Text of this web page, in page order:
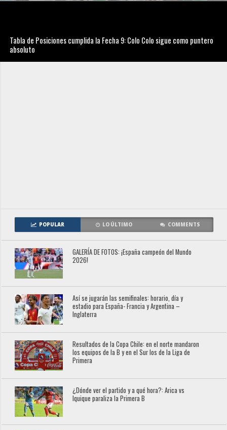
Tabla de Posiciones cumplida la Fecha 9: Colo Colo sigue como puntero
absoluto
POPULAR LO ÚLTIMO COMMENTS
GALERÍA DE FOTOS: ¡España campeón del Mundo
2026!
Así se jugarán las semifinales: horario, día y
estadio para España- Francia y Argentina –
Inglaterra
Resultados de la Copa Chile: en el norte mandaron
los equipos de la B y en el Sur los de la Liga de
Primera
¿Dónde ver el partido y a qué hora?: Arica vs
Iquique paraliza la Primera B